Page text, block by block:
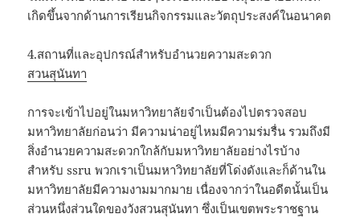
เกิดขึ้นจากด้านการเรียนกิจกรรมและวัตถุประสงค์ในอนาคต
4.สถานที่และอุปกรณ์สำหรับอำนวยความสะดวก
สวนสุนันทา
การจะเข้าไปอยู่ในมหาวิทยาลัยจำเป็นต้องไปตรวจสอบ
มหาวิทยาลัยก่อนว่า มีความน่าอยู่ไหมมีความร่มรื่น รวมถึงมี
สิ่งอำนวยความสะดวกใกล้กับมหาวิทยาลัยอย่างไรบ้าง
สำหรับ ssru พวกเราเป็นมหาวิทยาลัยที่โด่งดังและก็ด้านใน
มหาวิทยาลัยมีความงามมากมาย เนื่องจากว่าในอดีตนั้นเป็น
ส่วนหนึ่งส่วนใดของวังสวนสุนันทา ซึ่งเป็นเขตพระราชฐาน